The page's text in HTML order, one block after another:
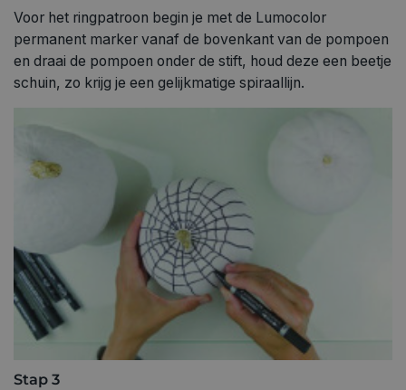
Voor het ringpatroon begin je met de Lumocolor
permanent marker vanaf de bovenkant van de pompoen
en draai de pompoen onder de stift, houd deze een beetje
schuin, zo krijg je een gelijkmatige spiraallijn.
Stap 3